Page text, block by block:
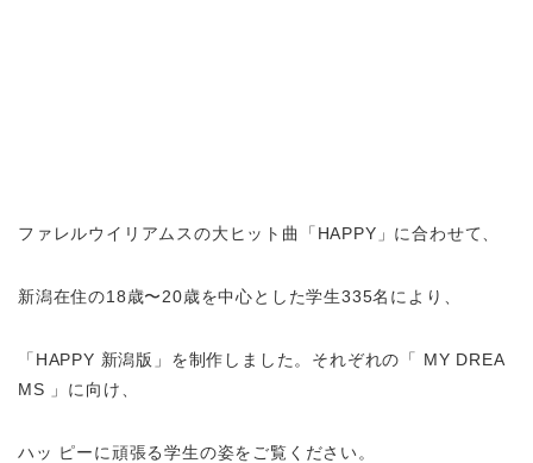
ファレルウイリアムスの大ヒット曲「HAPPY」に合わせて、
新潟在住の18歳〜20歳を中心とした学生335名により、
「HAPPY 新潟版」を制作しました。それぞれの「 MY DREA
MS 」に向け、
ハッ ピーに頑張る学生の姿をご覧ください。